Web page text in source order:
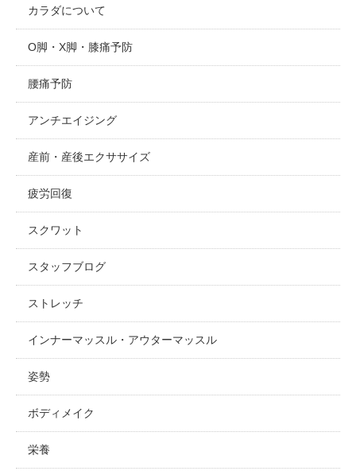
カラダについて
O脚・X脚・膝痛予防
腰痛予防
アンチエイジング
産前・産後エクササイズ
疲労回復
スクワット
スタッフブログ
ストレッチ
インナーマッスル・アウターマッスル
姿勢
ボディメイク
栄養